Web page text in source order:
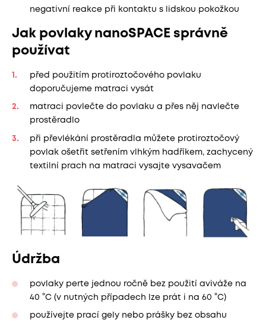
negativní reakce při kontaktu s lidskou pokožkou
Jak povlaky nanoSPACE správně
používat
před použitím protiroztočového povlaku
doporučujeme matraci vysát
matraci povlečte do povlaku a přes něj navlečte
prostěradlo
při převlékání prostěradla můžete protiroztočový
povlak ošetřit setřením vlhkým hadříkem, zachycený
textilní prach na matraci vysajte vysavačem
Údržba
povlaky perte jednou ročně bez použití aviváže na
40 °C (v nutných případech lze prát i na 60 °C)
používejte prací gely nebo prášky bez obsahu